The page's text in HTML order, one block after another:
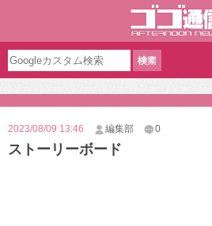
2023/08/09 13:46 編集部 0
ストーリーボード